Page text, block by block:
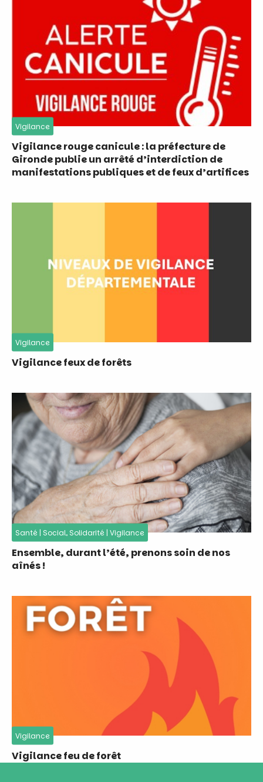
Vigilance
Vigilance rouge canicule : la préfecture de
Gironde publie un arrêté d’interdiction de
manifestations publiques et de feux d’artifices
Vigilance
Vigilance feux de forêts
Santé | Social, Solidarité | Vigilance
Ensemble, durant l’été, prenons soin de nos
aînés !
Vigilance
Vigilance feu de forêt